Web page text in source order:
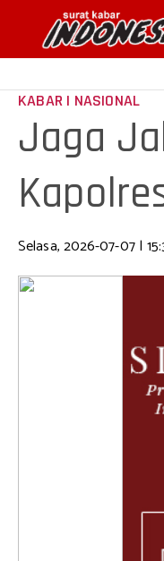
KABAR | NASIONAL
Jaga
Polisi
Selasa, 2026-07-07 |